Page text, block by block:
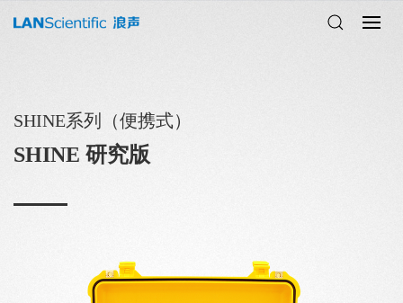
SHINE系列（便携式）
SHINE 研究版